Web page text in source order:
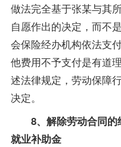
做法完全基于张某与其
自愿作出的决定，而不
会保险经办机构依法支
他费用不予支付是有道
述法律规定，劳动保障
决定。
8、解除劳动合同
就业补助金